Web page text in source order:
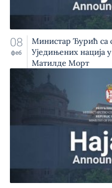
08
феб
Министар Ђурић са
Уједињених нација
Матилде Морт